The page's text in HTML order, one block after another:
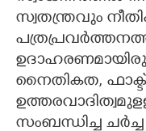
സ്വതന്ത്രവും
നൈതികത, ഫാക്ട്
സംബന്ധിച്ച